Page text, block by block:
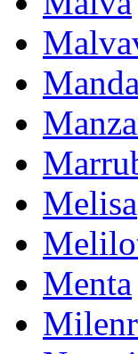
Melisa
Menta